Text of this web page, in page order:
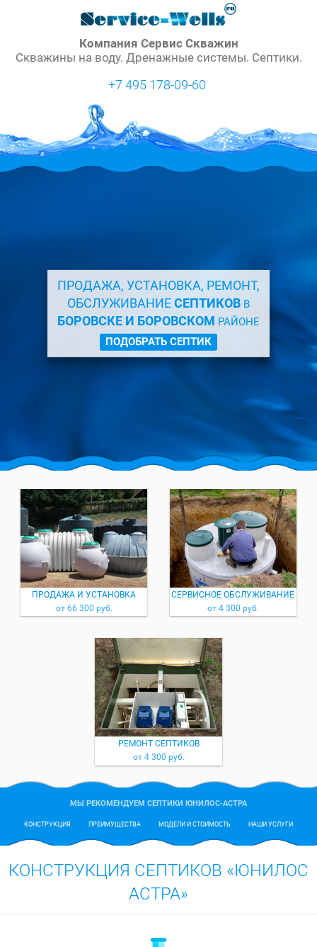
Компания Сервис Скважин
Скважины на воду. Дренажные системы. Септики.
+7 495 178-09-60
ПРОДАЖА, УСТАНОВКА, РЕМОНТ,
ОБСЛУЖИВАНИЕСЕПТИКОВ В
БОРОВСКЕ И БОРОВСКОМ РАЙОНЕ
ПОДОБРАТЬ СЕПТИК
ПРОДАЖА И УСТАНОВКА
от 66 300 руб.
СЕРВИСНОЕ ОБСЛУЖИВАНИЕ
от 4 300 руб.
РЕМОНТ СЕПТИКОВ
от 4 300 руб.
МЫ РЕКОМЕНДУЕМ СЕПТИКИ ЮНИЛОС-АСТРА
КОНСТРУКЦИЯ ПРЕИМУЩЕСТВА МОДЕЛИ И СТОИМОСТЬ НАШИ УСЛУГИ
КОНСТРУКЦИЯ СЕПТИКОВ «ЮНИЛОС
АСТРА»